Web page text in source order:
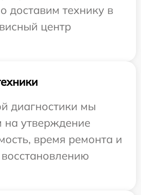
доставим технику в
центр
диагностики мы
на утверждение
время ремонта и